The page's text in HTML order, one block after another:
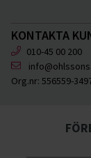
KONTAKTA
010-45 00 200
Org.nr: 556559-